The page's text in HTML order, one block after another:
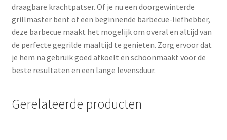
draagbare krachtpatser. Of je nu een doorgewinterde
grillmaster bent of een beginnende barbecue-liefhebber,
deze barbecue maakt het mogelijk om overal en altijd van
de perfecte gegrilde maaltijd te genieten. Zorg ervoor dat
je hem na gebruik goed afkoelt en schoonmaakt voor de
beste resultaten en een lange levensduur.
Gerelateerde producten